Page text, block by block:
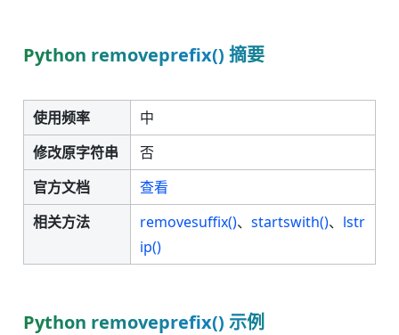
Python removeprefix() 摘要
使用频率
中
修改原字符串
否
官方文档
查看
相关方法
removesuffix()、 startswith()、 lstr
ip()
Python removeprefix() 示例